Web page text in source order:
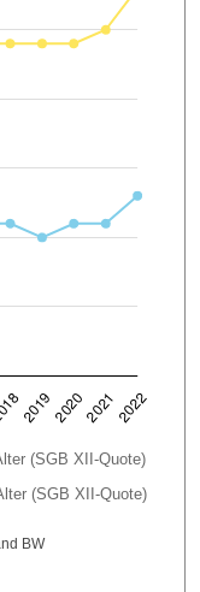
Linien
(SGB XII-Quote)
(SGB XII-Quote)
BW